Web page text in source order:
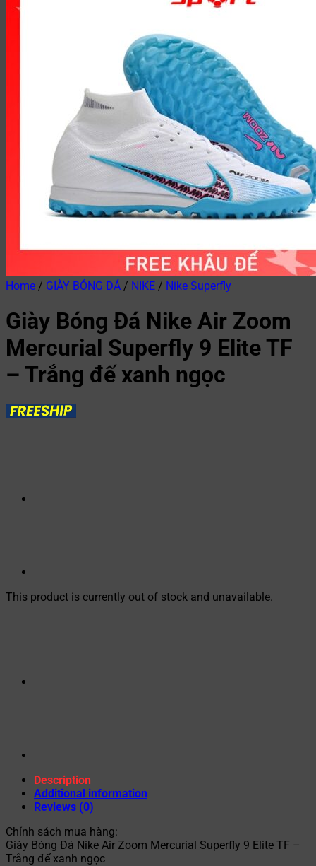
Home / GIÀY BÓNG ĐÁ / NIKE / Nike Superfly
Giày Bóng Đá Nike Air Zoom
Mercurial Superfly 9 Elite TF
– Trắng đế xanh ngọc
This product is currently out of stock and unavailable.
Description
Additional information
Reviews (0)
Chính sách mua hàng:
Giày Bóng Đá Nike Air Zoom Mercurial Superfly 9 Elite TF –
Trắng đế xanh ngọc